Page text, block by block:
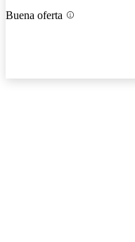
Buena oferta